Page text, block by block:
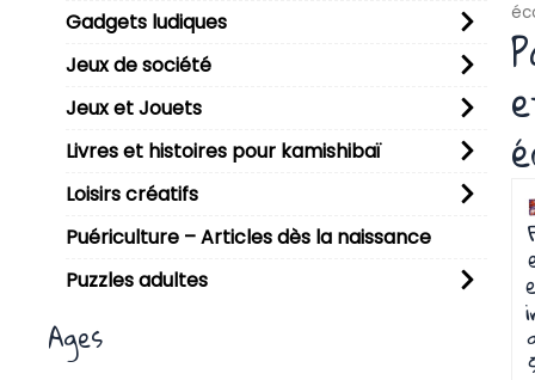
Gadgets ludiques
Jeux de société
Jeux et Jouets
Livres et histoires pour kamishibaï
Loisirs créatifs
Puériculture – Articles dès la naissance
Puzzles adultes
Ages